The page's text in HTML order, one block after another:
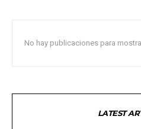
No hay publicaciones para
LATEST